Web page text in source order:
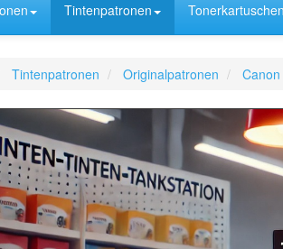
Tintenpatronen Tonerkartuschen
Tintenpatronen Originalpatronen Canon